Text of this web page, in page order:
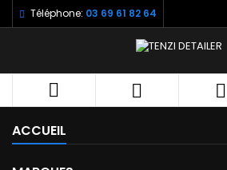
Téléphone: 03 69 61 82 64
  
ACCUEIL